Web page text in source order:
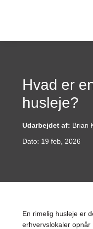
Hvad er
husleje?
Udarbejdet af: Brian
Dato: 19 feb, 2026
En rimelig husleje er
erhvervslokaler